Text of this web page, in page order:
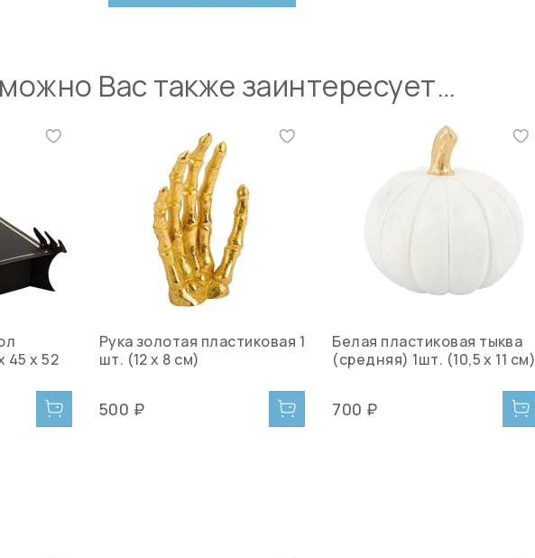
Вас также заинтересует…
45 х 52
Рука золотая пластиковая 1
шт. (12 х 8 см)
500 ₽
Белая пластиковая тыква
(средняя) 1шт. (10,5 х 11 см)
700 ₽